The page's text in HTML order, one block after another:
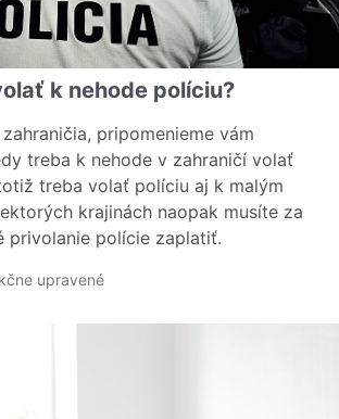
k nehode políciu?
pripomenieme vám
treba k nehode v zahraničí volať
treba volať políciu aj k malým
krajinách naopak musíte za
privolanie polície zaplatiť.
upravené